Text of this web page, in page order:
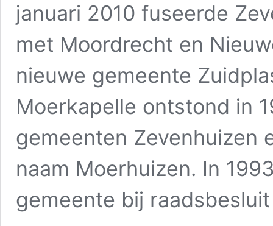
januari 2010 fuseerde
met Moordrecht en
nieuwe gemeente
Moerkapelle ontstond in
gemeenten Zevenhuizen
naam Moerhuizen. In
gemeente bij